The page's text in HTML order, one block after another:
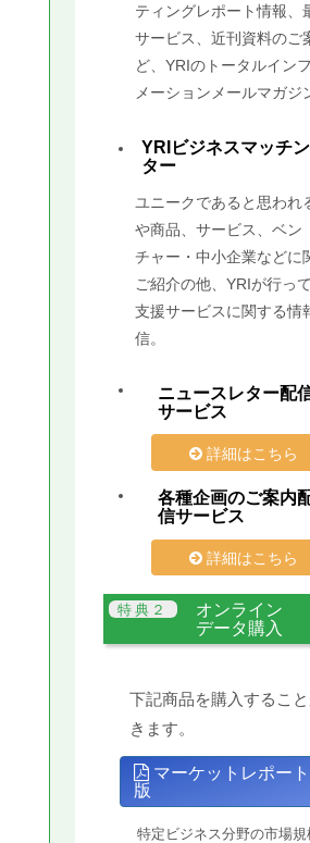
ティングレポート情報、
サービス、近刊資料のご
ど、YRIのトータルイン
メーションメールマガジ
YRIビジネスマッチ
ター
ユニークであると思われ
や商品、サービス、ベン
チャー・中小企業などに
ご紹介の他、YRIが行っ
支援サービスに関する情
信。
ニュースレター配
サービス
詳細はこちら
各種企画のご案内
信サービス
詳細はこちら
オンライン
データ購入
下記商品を購入するこ
きます。
マーケットレポート
版
特定ビジネス分野の市場規